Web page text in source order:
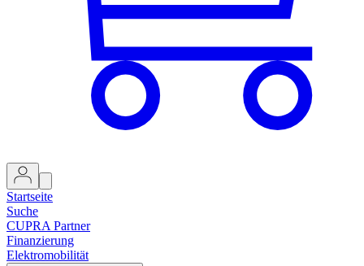
Startseite
Suche
CUPRA Partner
Finanzierung
Elektromobilität